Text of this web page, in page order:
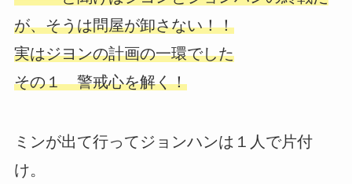
が、そうは問屋が卸さない！！
実はジヨンの計画の一環でした
その１ 警戒心を解く！
ミンが出て行ってジョンハンは１人で片付
け。